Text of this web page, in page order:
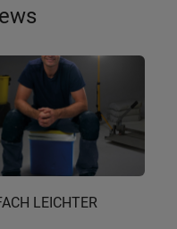
LEICHTER